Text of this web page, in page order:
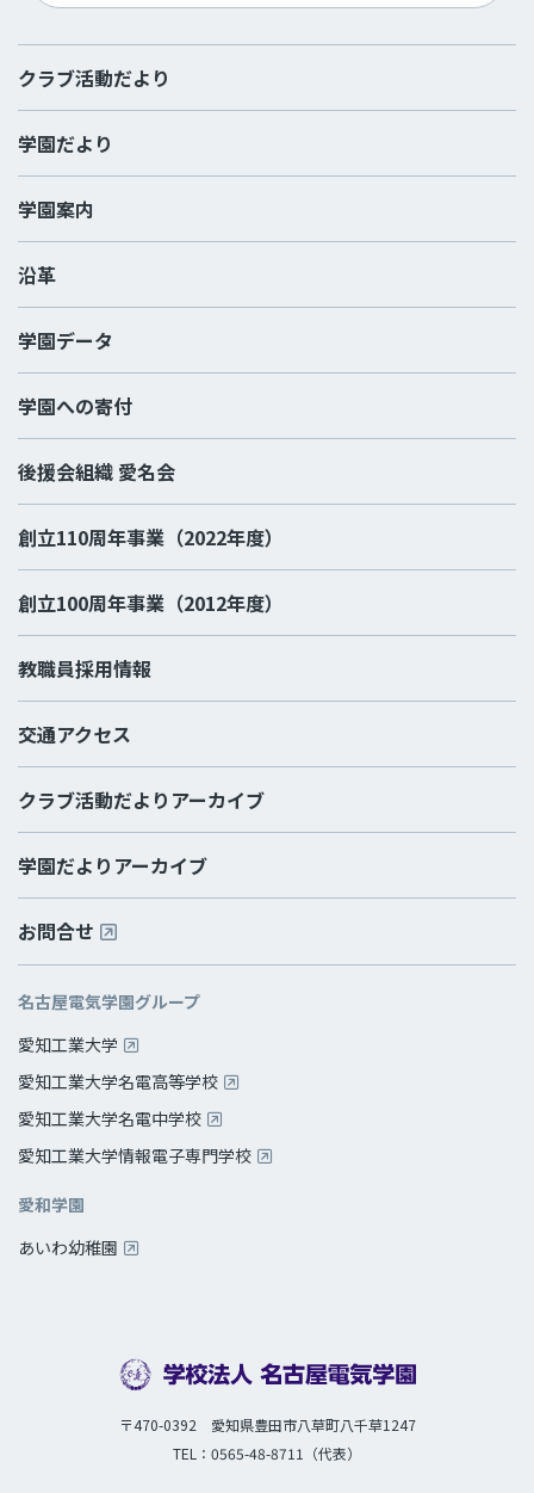
クラブ活動だより
学園だより
学園案内
沿革
学園データ
学園への寄付
後援会組織 愛名会
創立110周年事業（2022年度）
創立100周年事業（2012年度）
教職員採用情報
交通アクセス
クラブ活動だよりアーカイブ
学園だよりアーカイブ
お問合せ
名古屋電気学園グループ
愛知工業大学
愛知工業大学名電高等学校
愛知工業大学名電中学校
愛知工業大学情報電子専門学校
愛和学園
あいわ幼稚園
〒470-0392 愛知県豊田市八草町八千草1247
TEL：0565-48-8711（代表）